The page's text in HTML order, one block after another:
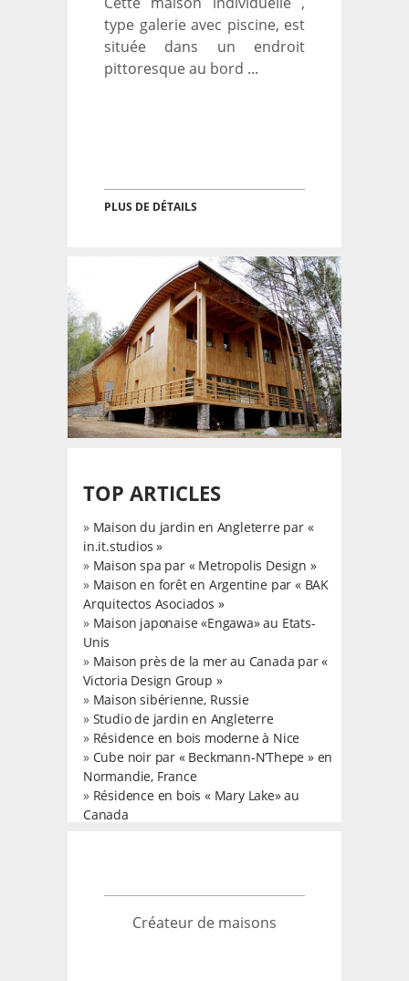
type galerie avec piscine, est
située dans un endroit
pittoresque au bord ...
PLUS DE DÉTAILS
TOP ARTICLES
» Maison du jardin en Angleterre par «
in.it.studios »
» Maison spa par « Metropolis Design »
» Maison en forêt en Argentine par « BAK
Arquitectos Asociados »
» Maison japonaise «Engawa» au Etats-
Unis
» Maison près de la mer au Canada par «
Victoria Design Group »
» Maison sibérienne, Russie
» Studio de jardin en Angleterre
» Résidence en bois moderne à Nice
» Cube noir par « Beckmann-N’Thepe » en
Normandie, France
» Résidence en bois « Mary Lake» au
Canada
Créateur de maisons